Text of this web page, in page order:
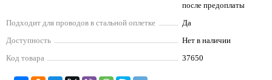
после предоплаты
Подходит для проводов в стальной оплетке
Да
Доступность
Нет в наличии
Код товара
37650